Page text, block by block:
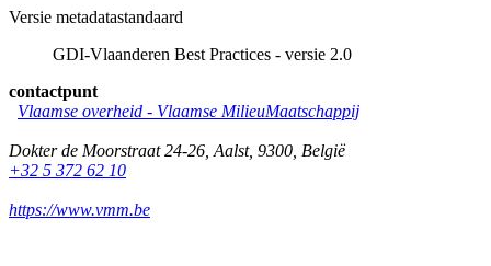
Versie metadatastandaard
GDI-Vlaanderen Best Practices - versie 2.0
contactpunt
Vlaamse overheid - Vlaamse MilieuMaatschappij
Dokter de Moorstraat 24-26 Aalst, 9300 België
+32 5 372 62 10
https://www.vmm.be